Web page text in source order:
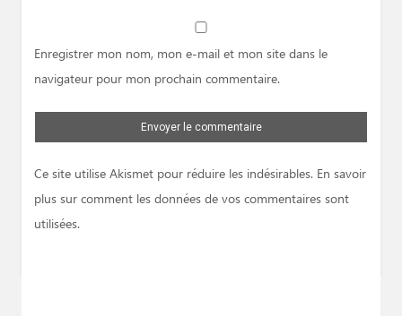
Enregistrer mon nom, mon e-mail et mon site dans le
navigateur pour mon prochain commentaire.
Ce site utilise Akismet pour réduire les indésirables. En savoir
plus sur comment les données de vos commentaires sont
utilisées.